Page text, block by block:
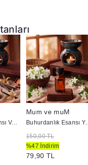
Buhurdanlık Esansı Vanilya 10 cc
Mum ve muM
150,00 TL
%47 İndirim
79,90 TL